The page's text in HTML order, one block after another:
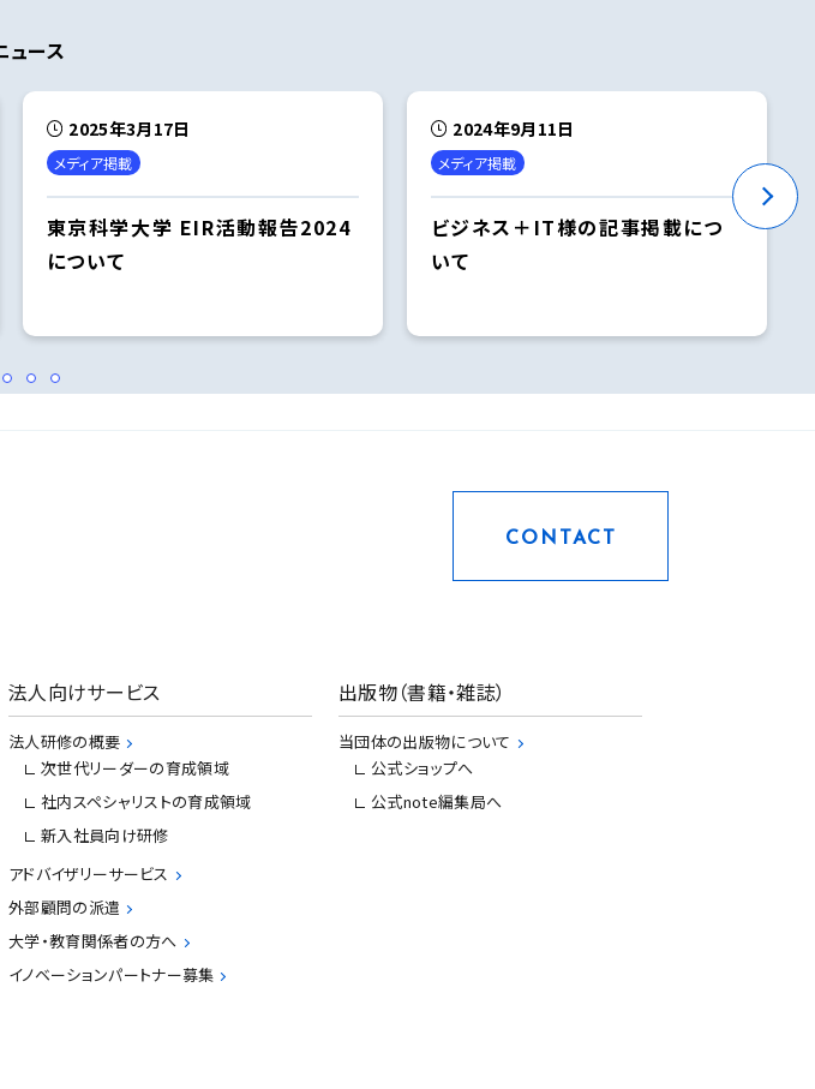
ュース
2025年3月17日
メディア掲載
東京科学大学 EIR活動報告2024
について
2024年9月11日
メディア掲載
ビジネス＋IT様の記事掲載につ
いて
CONTACT
法人向けサービス
法人研修の概要
次世代リーダーの育成領域
社内スペシャリストの育成領域
新入社員向け研修
アドバイザリーサービス
外部顧問の派遣
大学・教育関係者の方へ
イノベーションパートナー募集
出版物（書籍・雑誌）
当団体の出版物について
公式ショップへ
公式note編集局へ